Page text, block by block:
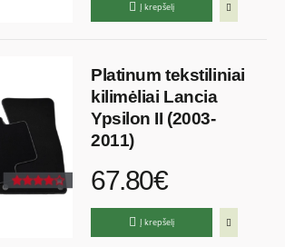
Į krepšelį
Platinum tekstiliniai
kilimėliai Lancia
Ypsilon II (2003-
2011)
67.80€
Į krepšelį